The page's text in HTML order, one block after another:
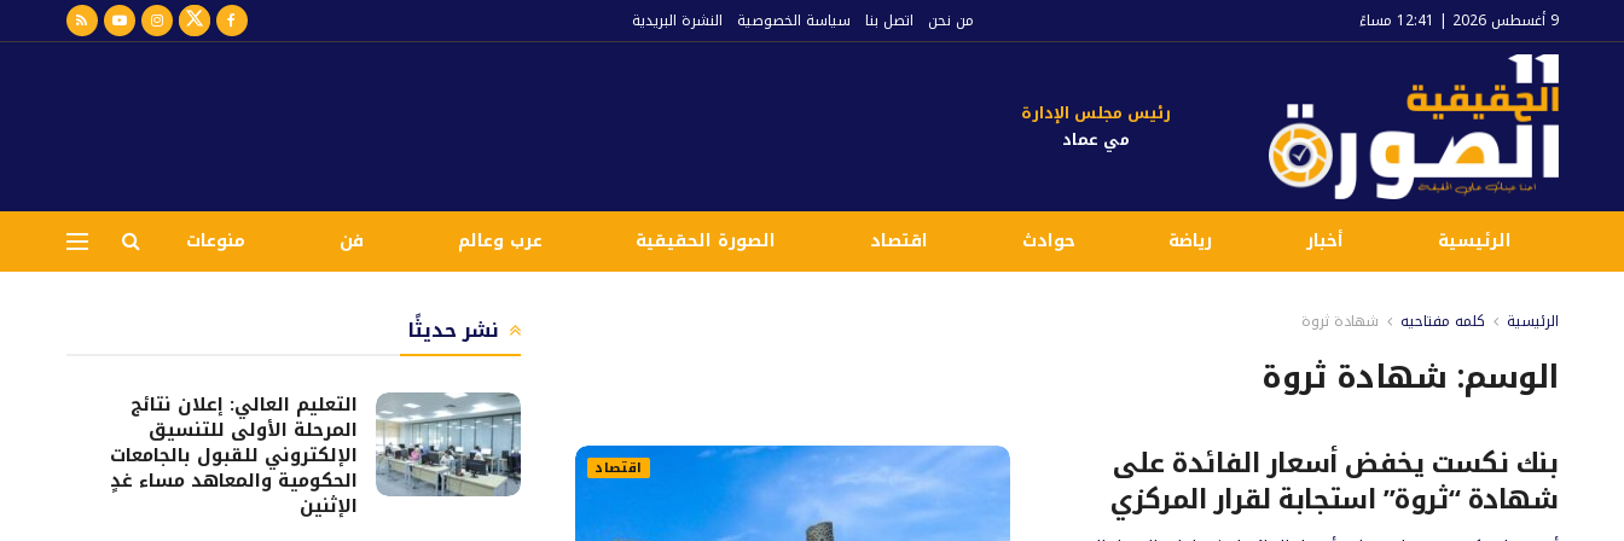
9 أغسطس 2026 | 12:41 مساءً من نحن اتصل بنا سياسة الخصوصية النشرة البريدية
رئيس مجلس الإدارة
مي عماد
الرئيسية أخبار رياضة حوادث اقتصاد الصورة الحقيقية عرب وعالم فن منوعات
الرئيسية كلمه مفتاحيه شهادة ثروة
الوسم: شهادة ثروة
اقتصاد بنك نكست يخفض أسعار الفائدة على
شهادة “ثروة” استجابة لقرار المركزي
نشر حديثًا
التعليم العالي: إعلان نتائج
المرحلة الأولى للتنسيق
الإلكتروني للقبول بالجامعات
الحكومية والمعاهد مساء غدٍ
الإثنين